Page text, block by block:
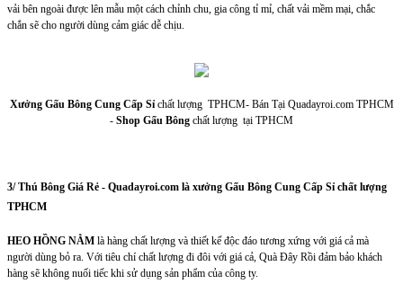
vải bên ngoài được lên mẫu một cách chỉnh chu, gia công tỉ mỉ, chất vải mềm mại, chắc
chắn sẽ cho người dùng cảm giác dễ chịu.
Xưởng Gấu Bông Cung Cấp Sỉchất lượng TPHCM- Bán Tại Quadayroi.com TPHCM
- Shop Gấu Bông chất lượng tại TPHCM
3/ Thú Bông Giá Rẻ - Quadayroi.com là xưởng Gấu Bông Cung Cấp Sỉ chất lượng
TPHCM
HEO HỒNG NẰM là hàng chất lượng và thiết kế độc đáo tương xứng với giá cả mà
người dùng bỏ ra. Với tiêu chí chất lượng đi đôi với giá cả, Quà Đây Rồi đảm bảo khách
hàng sẽ không nuối tiếc khi sử dụng sản phẩm của công ty.